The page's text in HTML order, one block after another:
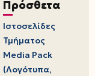
Πρόσθετα
Ιστοσελίδες
Τμήματος
Media Pack
(Λογότυπα,